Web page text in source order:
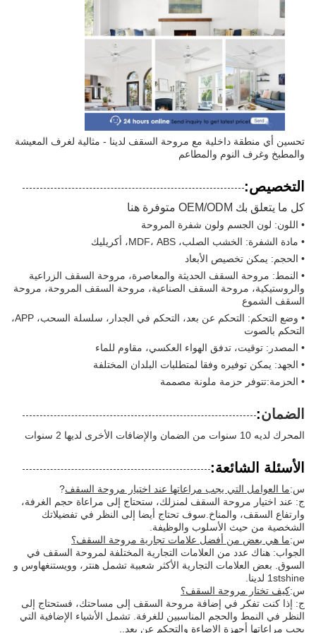
تحسين أي منطقة داخلية مع مروحة السقف لدينا - مثالية لغرف المعيشة
والمطبخ وغرف النوم والمطاعم
التخصيص:
كل ما يتعلق بك OEM/ODM متوفرة هنا
• اللون: لون الجسم ولون شفرة المروحة
• مادة الشفرة: الخشب الصلب، MDF، ABS، أكريليك
• الحجم: يمكن تخصيص الأبعاد
• النمط: مروحة السقف الحديثة والمعاصرة، مروحة السقف الزراعية
والروستيكية، مروحة السقف الصناعية، مروحة السقف المروحة، مروحة
السقف الشموع
• وضع التحكم: التحكم عن بعد، التحكم في الجدار، سلسلة السحب، APP،
التحكم بالصوت
• المصدر: توقيت، تدفق الهواء العكسي، مقاوم للماء
• الجهد: يمكن توفيره وفقا لمتطلبات البلدان المختلفة
• الحزمة:تتوفر حزمة ملونة مصممة
الضمان:
المحرك لديه 10 سنوات من الضمان والإضافات الأخرى لديها 2 سنوات
الأسئلة الشائعة:
س: ما العوامل التي يجب مراعاتها عند اختيار مروحة السقف ?
ج: عند اختيار مروحة السقف لمنزلك، ستحتاج إلى مراعاة حجم الغرفة،
وارتفاع السقف، والمناخ.سوف تحتاج أيضا إلى النظر في تفضيلاتك
الشخصية من حيث الأسلوب والوظيفة.
س: ما هي بعض من أفضل علامات تجارية مروحة السقف؟
الجواب: هناك عدد من العلامات التجارية المختلفة لمروحة السقف في
السوق. بعض العلامات التجارية الأكثر شعبية تشمل هنتر، وويستنغهاوس و
1stshine لدينا.
س: كيف تختار مروحة السقف؟
ج: إذا كنت تفكر في إضافة مروحة السقف إلى مساحتك، فستحتاج إلى
النظر في النمط والحجم المناسبين للغرفة. تشمل الأشياء الإضافية التي
يجب مراعاتها أجهزة الإضاءة والتحكم عن بعد..